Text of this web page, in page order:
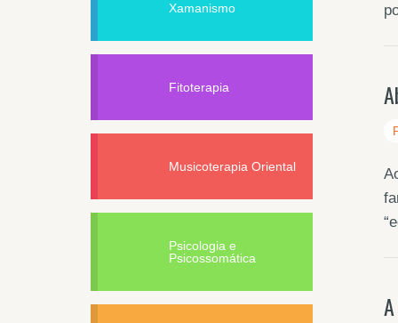
Xamanismo
Fitoterapia
Musicoterapia Oriental
Psicologia e
Psicossomática